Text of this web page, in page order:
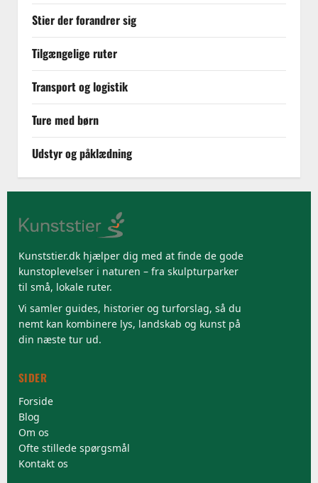
Stier der forandrer sig
Tilgængelige ruter
Transport og logistik
Ture med børn
Udstyr og påklædning
Kunststier.dk hjælper dig med at finde de gode
kunstoplevelser i naturen – fra skulpturparker
til små, lokale ruter.
Vi samler guides, historier og turforslag, så du
nemt kan kombinere lys, landskab og kunst på
din næste tur ud.
SIDER
Forside
Blog
Om os
Ofte stillede spørgsmål
Kontakt os